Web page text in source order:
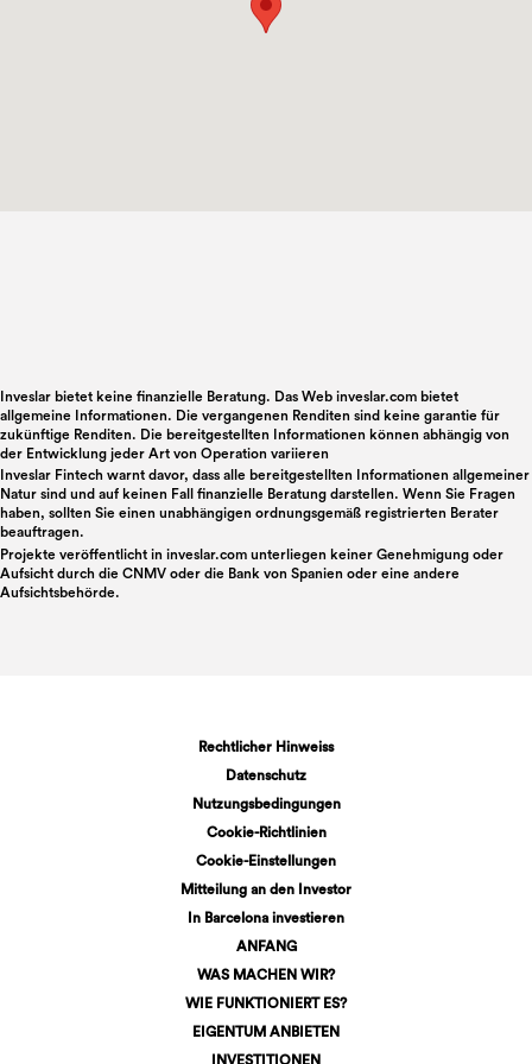
Inveslar bietet keine finanzielle Beratung. Das Web inveslar.com bietet
allgemeine Informationen. Die vergangenen Renditen sind keine garantie für
zukünftige Renditen. Die bereitgestellten Informationen können abhängig von
der Entwicklung jeder Art von Operation variieren
Inveslar Fintech warnt davor, dass alle bereitgestellten Informationen allgemeiner
Natur sind und auf keinen Fall finanzielle Beratung darstellen. Wenn Sie Fragen
haben, sollten Sie einen unabhängigen ordnungsgemäß registrierten Berater
beauftragen.
Projekte veröffentlicht in inveslar.com unterliegen keiner Genehmigung oder
Aufsicht durch die CNMV oder die Bank von Spanien oder eine andere
Aufsichtsbehörde.
Rechtlicher Hinweiss
Datenschutz
Nutzungsbedingungen
Cookie-Richtlinien
Cookie-Einstellungen
Mitteilung an den Investor
In Barcelona investieren
ANFANG
WAS MACHEN WIR?
WIE FUNKTIONIERT ES?
EIGENTUM ANBIETEN
INVESTITIONEN